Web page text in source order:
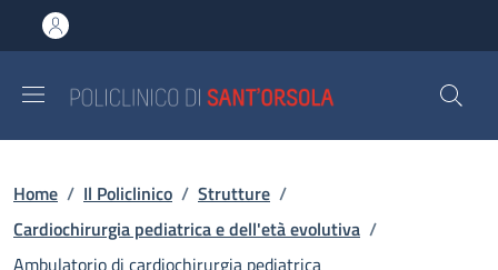
al contenuto principale
to footer content
Briciole di pane
Home / Il Policlinico / Strutture /
Cardiochirurgia pediatrica e dell'età evolutiva /
Ambulatorio di cardiochirurgia pediatrica